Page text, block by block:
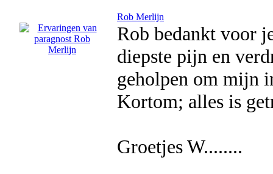
Rob Merlijn
Rob bedankt voor
diepste pijn en
geholpen om mijn
Kortom; alles is
Groetjes W........